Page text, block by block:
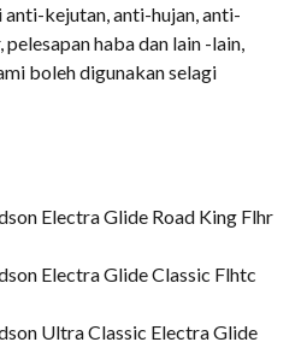
kejutan, anti-hujan, anti-
haba dan lain -lain,
boleh digunakan selagi
Electra Glide Road King Flhr
Electra Glide Classic Flhtc
Ultra Classic Electra Glide